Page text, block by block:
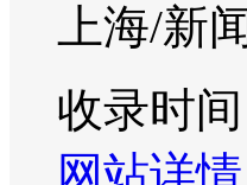
上海/新
收录时
网站详情